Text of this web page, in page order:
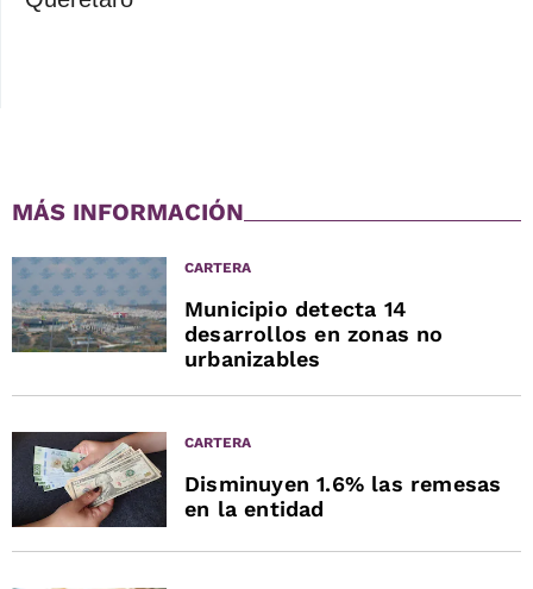
MÁS INFORMACIÓN
CARTERA
Municipio detecta 14
desarrollos en zonas no
urbanizables
CARTERA
Disminuyen 1.6% las remesas
en la entidad